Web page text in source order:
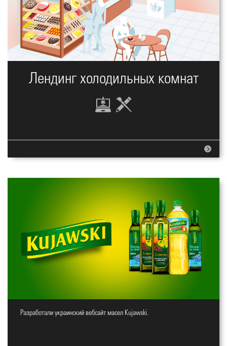
Лендинг холодильных комнат
Вебсайт для масел
Разработали украинский вебсайт масел Kujawski.